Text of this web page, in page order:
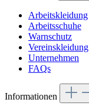
Arbeitskleidung
Arbeitsschuhe
Warnschutz
Vereinskleidung
Unternehmen
FAQs
Informationen